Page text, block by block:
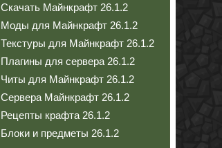
Скачать Майнкрафт 26.1.2
Моды для Майнкрафт 26.1.2
Текстуры для Майнкрафт 26.1.2
Плагины для сервера 26.1.2
Читы для Майнкрафт 26.1.2
Сервера Майнкрафт 26.1.2
Рецепты крафта 26.1.2
Блоки и предметы 26.1.2